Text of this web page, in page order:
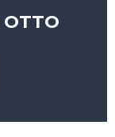
OTTO